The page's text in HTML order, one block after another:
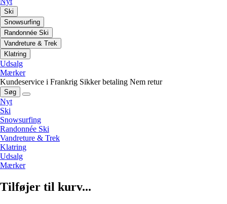
Ski
Snowsurfing
Randonnée Ski
Vandreture & Trek
Klatring
Udsalg
Mærker
Kundeservice i Frankrig Sikker betaling Nem retur
Søg
Nyt
Ski
Snowsurfing
Randonnée Ski
Vandreture & Trek
Klatring
Udsalg
Mærker
Tilføjer til kurv...